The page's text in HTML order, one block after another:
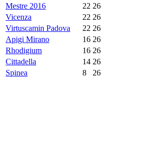
Mestre 2016
22 26
Vicenza
22 26
Virtuscamin Padova
22 26
Apigi Mirano
16 26
Rhodigium
16 26
Cittadella
14 26
Spinea
8 26